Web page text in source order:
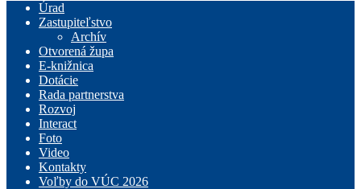
Úrad
Zastupiteľstvo
Archív
Otvorená župa
E-knižnica
Dotácie
Rada partnerstva
Rozvoj
Interact
Foto
Video
Kontakty
Voľby do VÚC 2026